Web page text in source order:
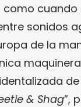
como cuando
sonidos
de la
& Shag”,